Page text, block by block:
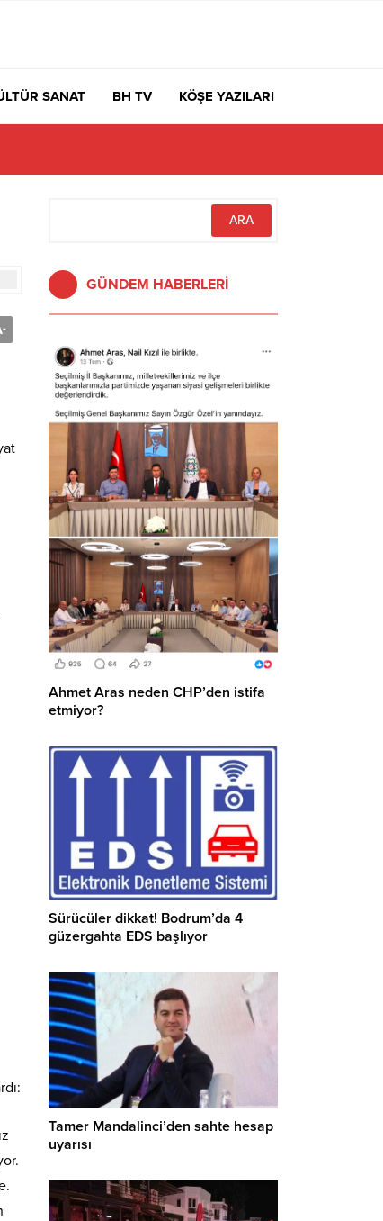
SANAT BH TV KÖŞE YAZILARI
-
GÜNDEM HABERLERİ
Ahmet Aras neden CHP’den istifa
etmiyor?
Sürücüler dikkat! Bodrum’da 4
güzergahta EDS başlıyor
Tamer Mandalinci’den sahte hesap
uyarısı